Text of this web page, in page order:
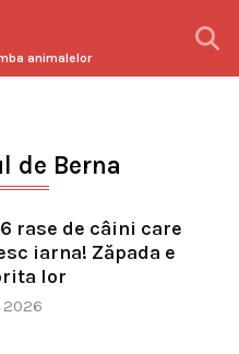
animalelor
de Berna
rase de câini care
iarna! Zăpada e
lor
2026